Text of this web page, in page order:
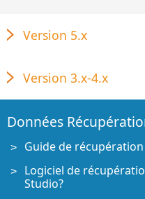
Version 5.x
Version 3.x-4.x
Données
Guide de
Logiciel de
Studio?